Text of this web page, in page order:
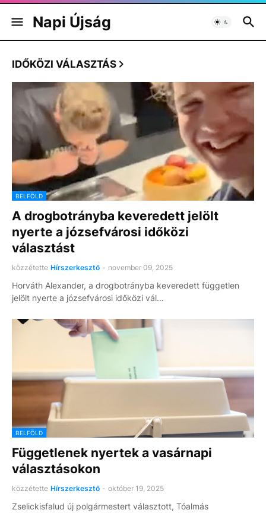
Napi Újság
IDŐKÖZI VÁLASZTÁS
BELFÖLD
A drogbotrányba keveredett jelölt
nyerte a józsefvárosi időközi
választást
közzétette Hírszerkesztő - november 09, 2025
Horváth Alexander, a drogbotrányba keveredett független
jelölt nyerte a józsefvárosi időközi vál…
BELFÖLD
Függetlenek nyertek a vasárnapi
választásokon
közzétette Hírszerkesztő - október 19, 2025
Zselickisfalud új polgármestert választott, Tóalmás